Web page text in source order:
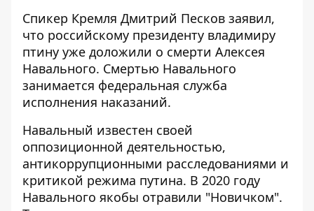
Спикер Кремля Дмитрий Песков заявил,
что российскому президенту владимиру
птину уже доложили о смерти Алексея
Навального. Смертью Навального
занимается федеральная служба
исполнения наказаний.
Навальный известен своей
оппозиционной деятельностью,
антикоррупционными расследованиями и
критикой режима путина. В 2020 году
Навального якобы отравили "Новичком".